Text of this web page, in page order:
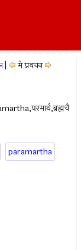
मे प्रवचन
paramartha